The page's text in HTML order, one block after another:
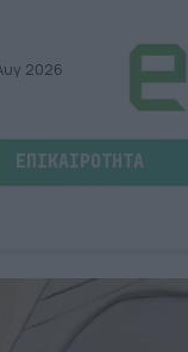
2026
ΕΠΙΚΑΙΡΟΤΗΤΑ